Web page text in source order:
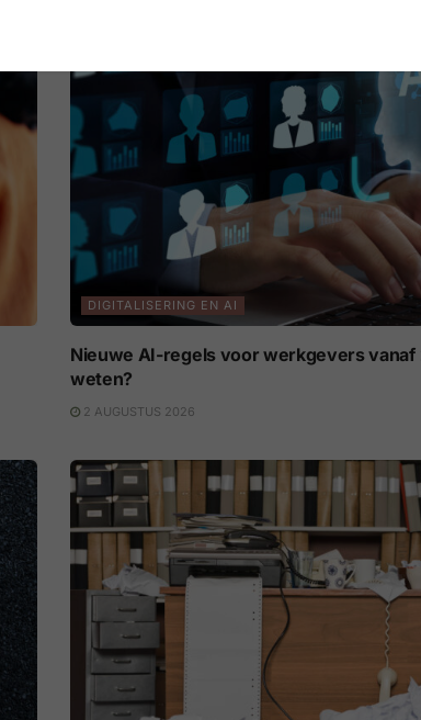
DIGITALISERING EN AI
Nieuwe AI-regels voor werkgevers
weten?
2 AUGUSTUS 2026